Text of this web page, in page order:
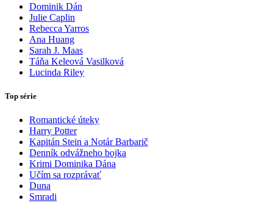
Dominik Dán
Julie Caplin
Rebecca Yarros
Ana Huang
Sarah J. Maas
Táňa Keleová Vasilková
Lucinda Riley
Top série
Romantické úteky
Harry Potter
Kapitán Stein a Notár Barbarič
Denník odvážneho bojka
Krimi Dominika Dána
Učím sa rozprávať
Duna
Smradi